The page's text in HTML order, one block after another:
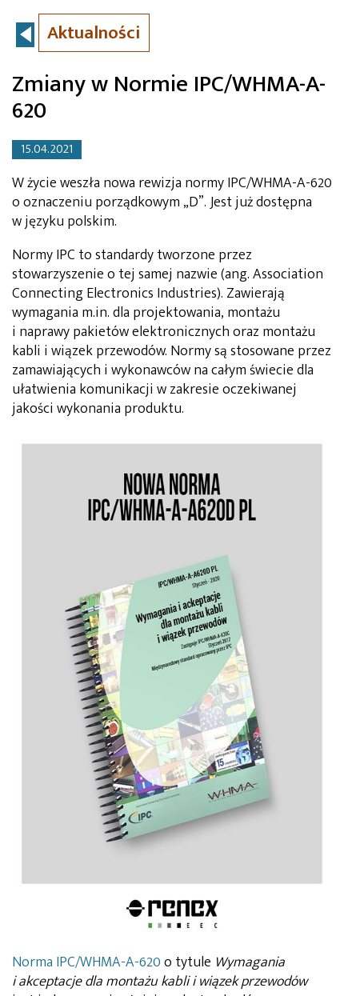
Aktualności
Zmiany w Normie IPC/WHMA-A-
620
15.04.2021
W życie weszła nowa rewizja normy IPC/WHMA-A-620
o oznaczeniu porządkowym „D”. Jest już dostępna
w języku polskim.
Normy IPC to standardy tworzone przez
stowarzyszenie o tej samej nazwie (ang. Association
Connecting Electronics Industries). Zawierają
wymagania m.in. dla projektowania, montażu
i naprawy pakietów elektronicznych oraz montażu
kabli i wiązek przewodów. Normy są stosowane przez
zamawiających i wykonawców na całym świecie dla
ułatwienia komunikacji w zakresie oczekiwanej
jakości wykonania produktu.
Norma IPC/WHMA-A-620o tytule Wymagania
i akceptacje dla montażu kabli i wiązek przewodów